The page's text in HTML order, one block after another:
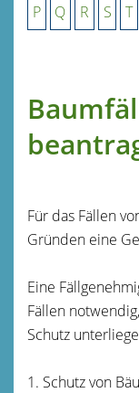
P Q R S T
Für das Fällen
Gründen eine
Eine
Fällen
Schutz
1. Schutz von